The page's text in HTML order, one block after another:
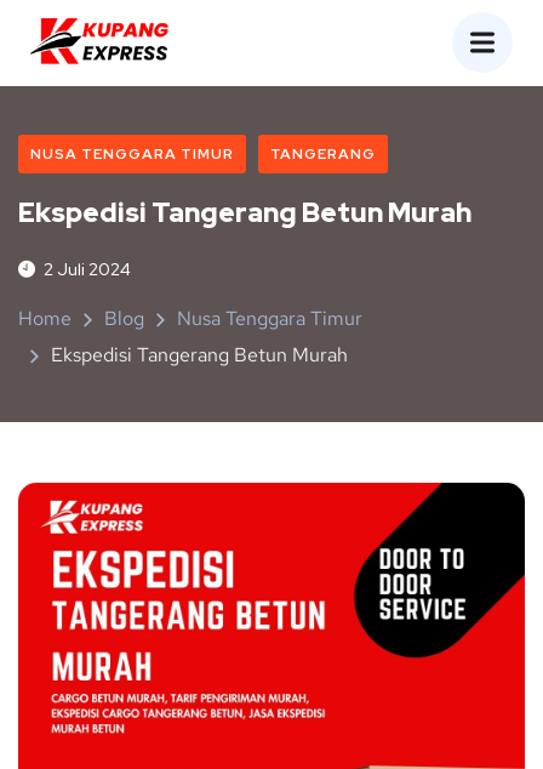
NUSA TENGGARA TIMUR TANGERANG
Ekspedisi Tangerang Betun Murah
2 Juli 2024
Home Blog
Nusa Tenggara Timur
Ekspedisi Tangerang Betun Murah